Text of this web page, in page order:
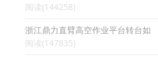
阅读(144258)
浙江鼎力直臂高空作业平台转台如
阅读(147835)